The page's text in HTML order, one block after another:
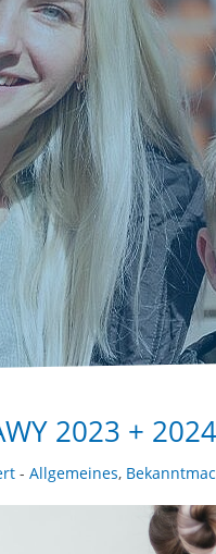
2023 + 2024
- Allgemeines,